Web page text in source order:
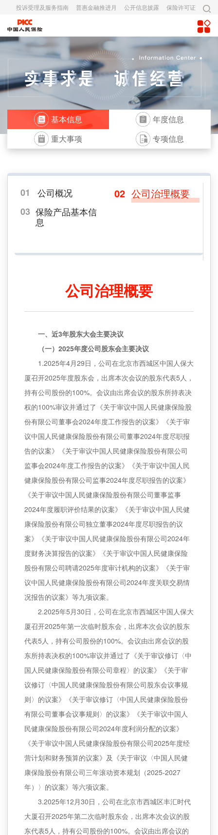
投诉受理及服务指南 普惠金融推进月 公开信息披露 保险许可证
基本信息
年度信息
重大事项
专项信息
01 公司概况 02 公司治理概要
03 保险产品基本信
息
公司治理概要
一、近3年股东大会主要决议
（一）2025年度公司股东会主要决议
1.2025年4月29日，公司在北京市西城区中国人保大
厦召开2025年度股东会，出席本次会议的股东代表5人，
持有公司股份的100%。会议由出席会议的股东所持表决
权的100%审议并通过了《关于审议中国人民健康保险股
份有限公司董事会2024年度工作报告的议案》《关于审
议中国人民健康保险股份有限公司董事2024年度尽职报
告的议案》《关于审议中国人民健康保险股份有限公司
监事会2024年度工作报告的议案》《关于审议中国人民
健康保险股份有限公司监事2024年度尽职报告的议案》
《关于审议中国人民健康保险股份有限公司董事监事
2024年度履职评价结果的议案》《关于审议中国人民健
康保险股份有限公司独立董事2024年度尽职报告的议
案》《关于审议中国人民健康保险股份有限公司2024年
度财务决算报告的议案》《关于审议中国人民健康保险
股份有限公司聘请2025年度审计机构的议案》《关于审
议中国人民健康保险股份有限公司2024年度关联交易情
况报告的议案》等九项议案。
2.2025年5月30日，公司在北京市西城区中国人保大
厦召开2025年第一次临时股东会，出席本次会议的股东
代表5人，持有公司股份的100%。会议由出席会议的股
东所持表决权的100%审议并通过了《关于审议修订〈中
国人民健康保险股份有限公司章程〉的议案》《关于审
议修订〈中国人民健康保险股份有限公司股东会议事规
则〉的议案》《关于审议修订〈中国人民健康保险股份
有限公司董事会议事规则〉的议案》《关于审议中国人
民健康保险股份有限公司2024年度利润分配的议案》
《关于审议中国人民健康保险股份有限公司2025年度经
营计划和财务预算的议案》及《关于审议〈中国人民健
康保险股份有限公司三年滚动资本规划（2025-2027
年）〉的议案》等六项议案。
3.2025年12月30日，公司在北京市西城区丰汇时代
大厦召开2025年第二次临时股东会，出席本次会议的股
东代表5人，持有公司股份的100%。会议由出席会议的